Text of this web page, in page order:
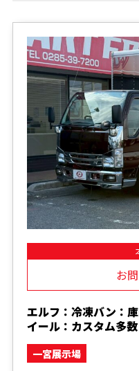
お
エルフ：冷凍バン：
イール：カスタム多数
一宮展示場